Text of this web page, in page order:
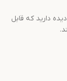
دارید که قابل